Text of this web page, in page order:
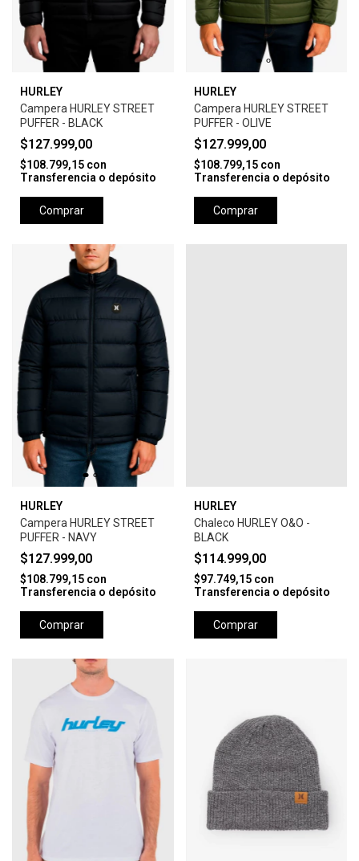
HURLEY
Campera HURLEY STREET
PUFFER - BLACK
$127.999,00
$108.799,15 con
Transferencia o depósito
Comprar
HURLEY
Campera HURLEY STREET
PUFFER - OLIVE
$127.999,00
$108.799,15 con
Transferencia o depósito
Comprar
HURLEY
Campera HURLEY STREET
PUFFER - NAVY
$127.999,00
$108.799,15 con
Transferencia o depósito
Comprar
HURLEY
Chaleco HURLEY O&O -
BLACK
$114.999,00
$97.749,15 con
Transferencia o depósito
Comprar